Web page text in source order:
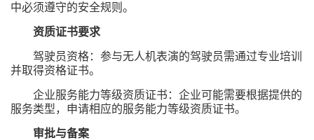
中必须遵守的安全规则。
资质证书要求
驾驶员资格：参与无人机表演的驾驶员需通过专业培训
并取得资格证书。
企业服务能力等级资质证书：企业可能需要根据提供的
服务类型，申请相应的服务能力等级资质证书。
审批与备案